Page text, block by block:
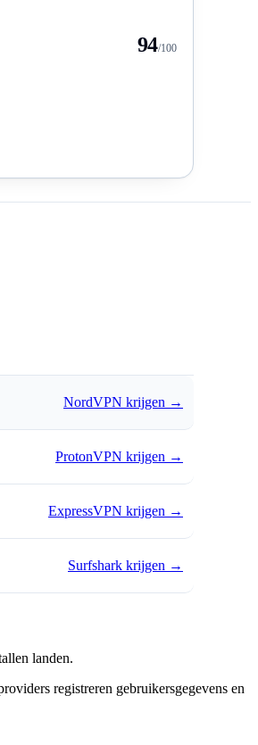
94/100
NordVPN krijgen →
ProtonVPN krijgen →
ExpressVPN krijgen →
Surfshark krijgen →
landen.
registreren gebruikersgegevens en